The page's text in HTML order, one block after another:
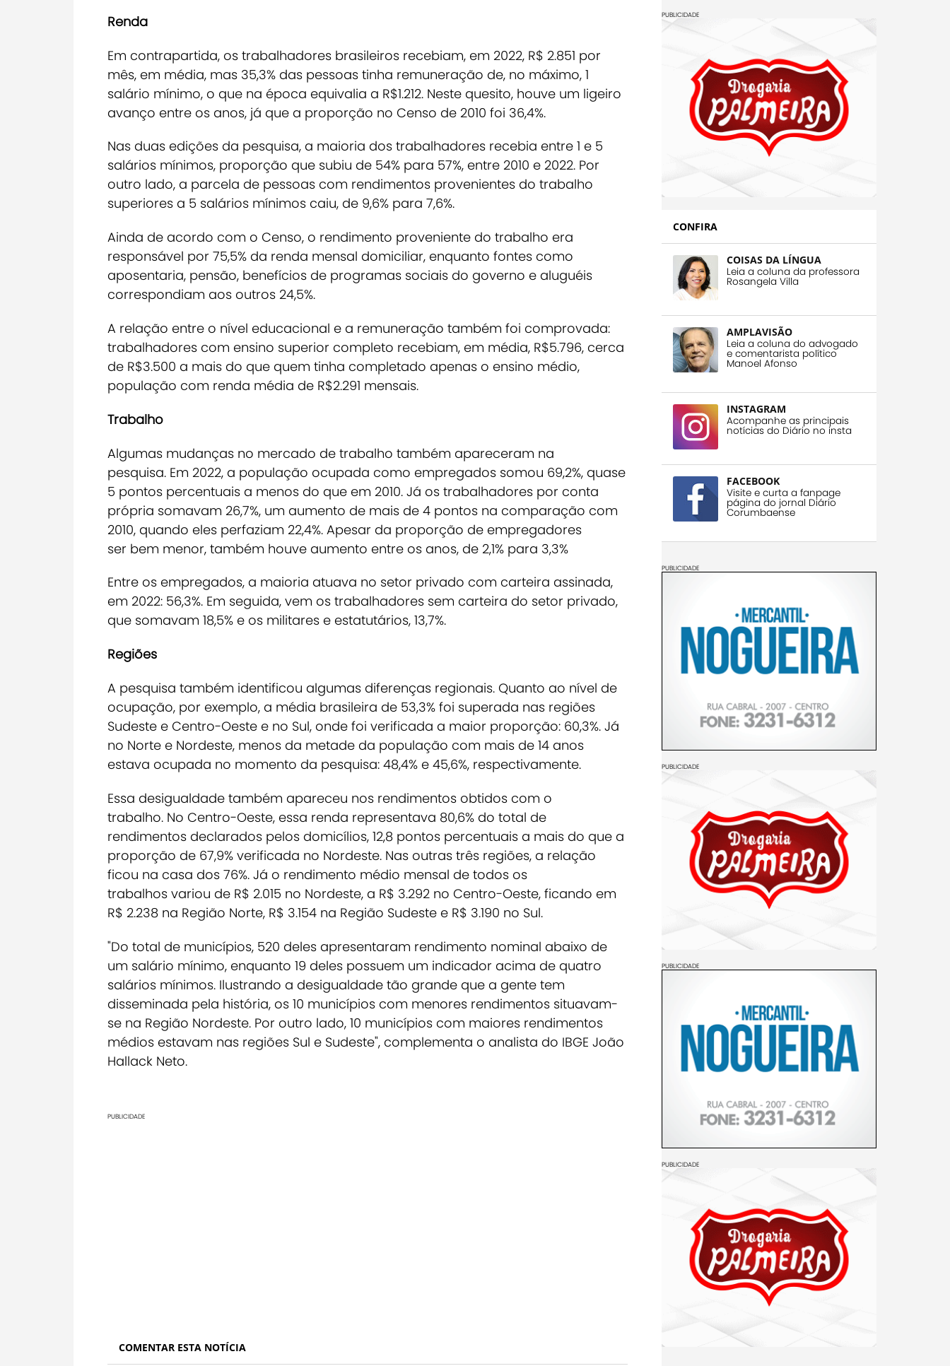
Renda
Em contrapartida, os trabalhadores brasileiros recebiam, em 2022, R$ 2.851 por
mês, em média, mas 35,3% das pessoas tinha remuneração de, no máximo, 1
salário mínimo, o que na época equivalia a R$1.212. Neste quesito, houve um ligeiro
avanço entre os anos, já que a proporção no Censo de 2010 foi 36,4%.
Nas duas edições da pesquisa, a maioria dos trabalhadores recebia entre 1 e 5
salários mínimos, proporção que subiu de 54% para 57%, entre 2010 e 2022. Por
outro lado, a parcela de pessoas com rendimentos provenientes do trabalho
superiores a 5 salários mínimos caiu, de 9,6% para 7,6%.
Ainda de acordo com o Censo, o rendimento proveniente do trabalho era
responsável por 75,5% da renda mensal domiciliar, enquanto fontes como
aposentaria, pensão, benefícios de programas sociais do governo e aluguéis
correspondiam aos outros 24,5%.
A relação entre o nível educacional e a remuneração também foi comprovada:
trabalhadores com ensino superior completo recebiam, em média, R$5.796, cerca
de R$3.500 a mais do que quem tinha completado apenas o ensino médio,
população com renda média de R$2.291 mensais.
Trabalho
Algumas mudanças no mercado de trabalho também apareceram na
pesquisa. Em 2022, a população ocupada como empregados somou 69,2%, quase
5 pontos percentuais a menos do que em 2010. Já os trabalhadores por conta
própria somavam 26,7%, um aumento de mais de 4 pontos na comparação com
2010, quando eles perfaziam 22,4%. Apesar da proporção de empregadores
ser bem menor, também houve aumento entre os anos, de 2,1% para 3,3%
Entre os empregados, a maioria atuava no setor privado com carteira assinada,
em 2022: 56,3%. Em seguida, vem os trabalhadores sem carteira do setor privado,
que somavam 18,5% e os militares e estatutários, 13,7%.
Regiões
A pesquisa também identificou algumas diferenças regionais. Quanto ao nível de
ocupação, por exemplo, a média brasileira de 53,3% foi superada nas regiões
Sudeste e Centro-Oeste e no Sul, onde foi verificada a maior proporção: 60,3%. Já
no Norte e Nordeste, menos da metade da população com mais de 14 anos
estava ocupada no momento da pesquisa: 48,4% e 45,6%, respectivamente.
Essa desigualdade também apareceu nos rendimentos obtidos com o
trabalho. No Centro-Oeste, essa renda representava 80,6% do total de
rendimentos declarados pelos domicílios, 12,8 pontos percentuais a mais do que a
proporção de 67,9% verificada no Nordeste. Nas outras três regiões, a relação
ficou na casa dos 76%. Já o rendimento médio mensal de todos os
trabalhos variou de R$ 2.015 no Nordeste, a R$ 3.292 no Centro-Oeste, ficando em
R$ 2.238 na Região Norte, R$ 3.154 na Região Sudeste e R$ 3.190 no Sul.
"Do total de municípios, 520 deles apresentaram rendimento nominal abaixo de
um salário mínimo, enquanto 19 deles possuem um indicador acima de quatro
salários mínimos. Ilustrando a desigualdade tão grande que a gente tem
disseminada pela história, os 10 municípios com menores rendimentos situavam-
se na Região Nordeste. Por outro lado, 10 municípios com maiores rendimentos
médios estavam nas regiões Sul e Sudeste", complementa o analista do IBGE João
Hallack Neto.
PUBLICIDADE
COMENTAR ESTA NOTÍCIA
PUBLICIDADE
CONFIRA
COISAS DA LÍNGUA
Leia a coluna da professora
Rosangela Villa
AMPLAVISÃO
Leia a coluna do advogado
e comentarista político
Manoel Afonso
INSTAGRAM
Acompanhe as principais
notícias do Diário no insta
FACEBOOK
Visite e curta a fanpage
página do jornal Diário
Corumbaense
PUBLICIDADE
PUBLICIDADE
PUBLICIDADE
PUBLICIDADE